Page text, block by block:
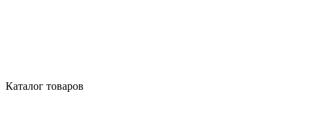
Каталог товаров